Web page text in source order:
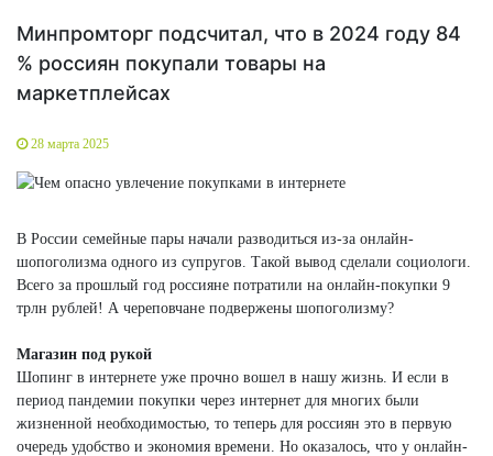
Минпромторг подсчитал, что в 2024 году 84
% россиян покупали товары на
маркетплейсах
28 марта 2025
В России семейные пары начали разводиться из-за онлайн-
шопоголизма одного из супругов. Такой вывод сделали социологи.
Всего за прошлый год россияне потратили на онлайн-покупки 9
трлн рублей! А череповчане подвержены шопоголизму?
Магазин под рукой
Шопинг в интернете уже прочно вошел в нашу жизнь. И если в
период пандемии покупки через интернет для многих были
жизненной необходимостью, то теперь для россиян это в первую
очередь удобство и экономия времени. Но оказалось, что у онлайн-